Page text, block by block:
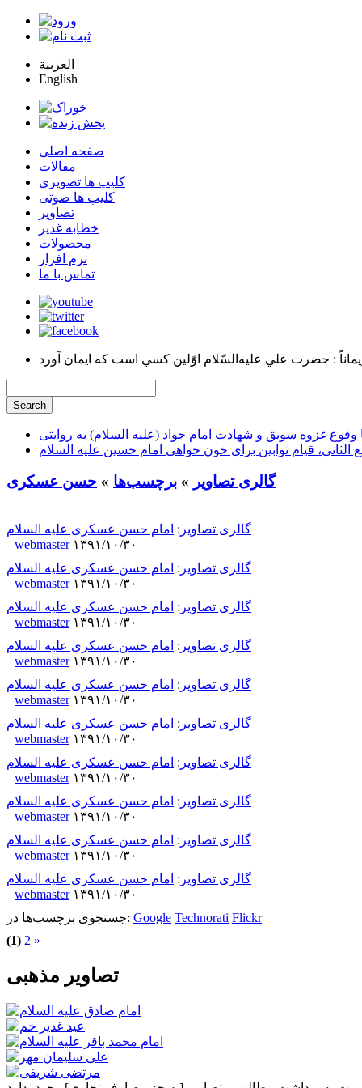
العربية
English
صفحه اصلی
مقالات
کلیپ ها تصویری
کلیپ ها صوتی
تصاویر
خطابه غدیر
محصولات
نرم افزار
تماس با ما
غزوه سویق و شهادت امام جواد (علیه السلام) به روایتی
الثانی، قیام توابین برای خون خواهی امام حسین علیه السلام
گالری تصاویر » برچسب‌ها » حسن عسکری
گالری تصاویر : امام حسن عسکری علیه السلام
webmaster۱۳۹۱/۱۰/۳۰
گالری تصاویر : امام حسن عسکری علیه السلام
webmaster۱۳۹۱/۱۰/۳۰
گالری تصاویر : امام حسن عسکری علیه السلام
webmaster۱۳۹۱/۱۰/۳۰
گالری تصاویر : امام حسن عسکری علیه السلام
webmaster۱۳۹۱/۱۰/۳۰
گالری تصاویر : امام حسن عسکری علیه السلام
webmaster۱۳۹۱/۱۰/۳۰
گالری تصاویر : امام حسن عسکری علیه السلام
webmaster۱۳۹۱/۱۰/۳۰
گالری تصاویر : امام حسن عسکری علیه السلام
webmaster۱۳۹۱/۱۰/۳۰
گالری تصاویر : امام حسن عسکری علیه السلام
webmaster۱۳۹۱/۱۰/۳۰
گالری تصاویر : امام حسن عسکری علیه السلام
webmaster۱۳۹۱/۱۰/۳۰
گالری تصاویر : امام حسن عسکری علیه السلام
webmaster۱۳۹۱/۱۰/۳۰
جستجوی برچسب‌ها در: Google Technorati Flickr
(1) 2 »
تصاویر مذهبی